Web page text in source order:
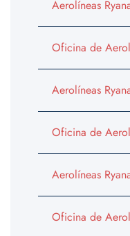
Aerolíneas
Oficina de
Aerolíneas
Oficina de
Aerolíneas
Oficina de